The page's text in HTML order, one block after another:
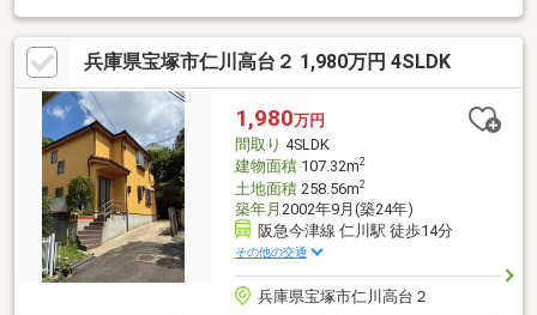
車スペース有！◇家庭菜園ができるお庭がございます！◇キッチ
ンから各部屋への移動がスムーズ！◇阪急今津線「仁川」駅まで
徒歩約12分！〈リフォーム内容〉2012年 太陽光発電システム・
給湯器・床暖房設置2014年 1Fトイレ交換・スマートコンロ・レ
ンジフード設置2017年 浴室交換・サンルーム・キッチン床暖設
置 2Fトイレ交換・システムキッチン交換2021年 外
壁、屋根塗装・クロス張替
兵庫県宝塚市仁川高台２ 1,980万円 4SLDK
1,980万円
間取り 4SLDK
建物面積107.32m2
土地面積258.56m2
築年月 2002年9月(築24年)
阪急今津線 仁川駅 徒歩14分
その他の交通
兵庫県宝塚市仁川高台２